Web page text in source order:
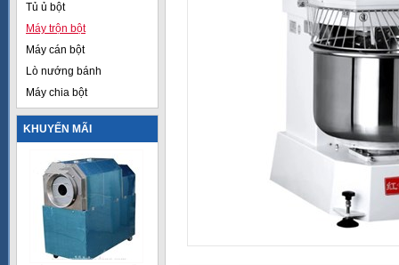
Tủ ủ bột
Máy trộn bột
Máy cán bột
Lò nướng bánh
Máy chia bột
KHUYẾN MÃI